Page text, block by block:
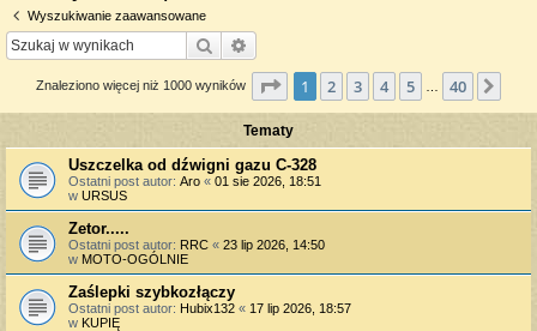
Wyszukiwanie zaawansowane
Szukaj
Znaleziono więcej niż 1000 wyników Strona z40
1 2 3 4 5 40
Tematy
Uszczelka od dźwigni gazu C-328
Ostatni post autor: Aro « 01 sie 2026, 18:51
w URSUS
Zetor.....
Ostatni post autor: RRC « 23 lip 2026, 14:50
w MOTO-OGÓLNIE
Zaślepki szybkozłączy
Ostatni post autor: Hubix132 « 17 lip 2026, 18:57
w KUPIĘ